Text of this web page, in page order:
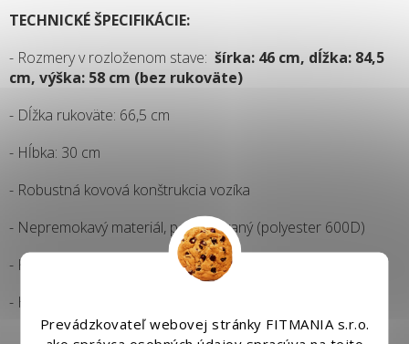
Prevádzkovateľ webovej stránky FITMANIA s.r.o.
TECHNICKÉ ŠPECIFIKÁCIE:
- Rozmery v rozloženom stave: šírka: 46 cm, dĺžka: 84,5
cm, výška: 58 cm (bez rukoväte)
- Dĺžka rukoväte: 66,5 cm
- Hĺbka: 30 cm
- Robustná kovová konštrukcia vozíka
- Nepremokavý materiál, pogumovaný (polyester 600D)
- Kolieska: plastové, priemer 19,5 cm
- Hmotnosť: 10 kg